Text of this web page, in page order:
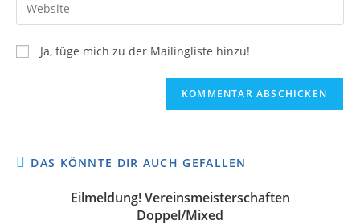
Ja, füge mich zu der Mailingliste hinzu!
DAS KÖNNTE DIR AUCH GEFALLEN
Eilmeldung! Vereinsmeisterschaften
Doppel/Mixed